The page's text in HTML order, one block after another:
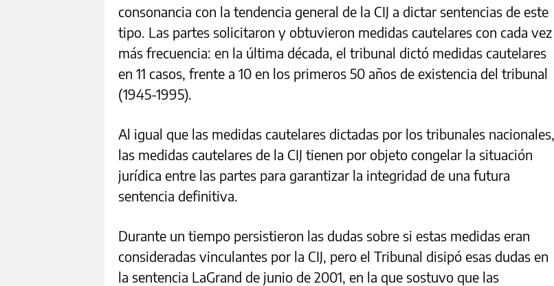
consonancia con la tendencia general de la CIJ a dictar sentencias de este
tipo. Las partes solicitaron y obtuvieron medidas cautelares con cada vez
más frecuencia: en la última década, el tribunal dictó medidas cautelares
en 11 casos, frente a 10 en los primeros 50 años de existencia del tribunal
(1945-1995).
Al igual que las medidas cautelares dictadas por los tribunales nacionales,
las medidas cautelares de la CIJ tienen por objeto congelar la situación
jurídica entre las partes para garantizar la integridad de una futura
sentencia definitiva.
Durante un tiempo persistieron las dudas sobre si estas medidas eran
consideradas vinculantes por la CIJ, pero el Tribunal disipó esas dudas en
la sentencia LaGrand de junio de 2001, en la que sostuvo que las